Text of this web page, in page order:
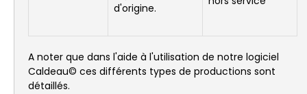
d'origine.
A noter que dans l'aide à l'utilisation de notre logiciel
Caldeau© ces différents types de productions sont
détaillés.